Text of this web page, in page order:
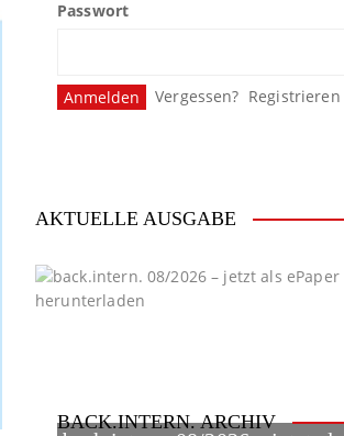
Passwort
Vergessen? Registrieren
AKTUELLE AUSGABE
BACK.INTERN. ARCHIV